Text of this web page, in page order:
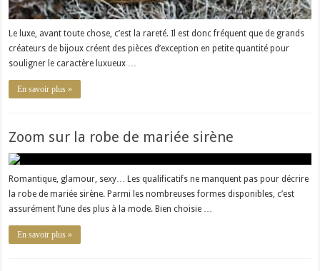
Le luxe, avant toute chose, c’est la rareté. Il est donc fréquent que de grands
créateurs de bijoux créent des pièces d’exception en petite quantité pour
souligner le caractère luxueux …
En savoir plus »
Zoom sur la robe de mariée sirène
Romantique, glamour, sexy… Les qualificatifs ne manquent pas pour décrire
la robe de mariée sirène. Parmi les nombreuses formes disponibles, c’est
assurément l’une des plus à la mode. Bien choisie …
En savoir plus »